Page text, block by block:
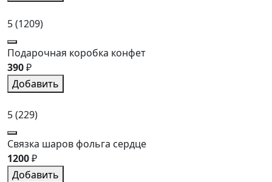
5(1209)
Подарочная коробка конфет
390₽
Добавить
5(229)
Связка шаров фольга сердце
1200₽
Добавить